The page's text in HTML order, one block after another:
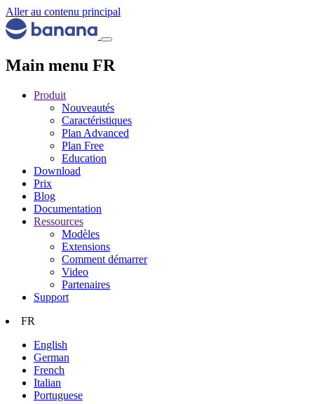
Aller au contenu principal
Main menu FR
Produit
Nouveautés
Caractéristiques
Plan Advanced
Plan Free
Education
Download
Prix
Blog
Documentation
Ressources
Modèles
Extensions
Comment démarrer
Video
Partenaires
Support
FR
English
German
French
Italian
Portuguese